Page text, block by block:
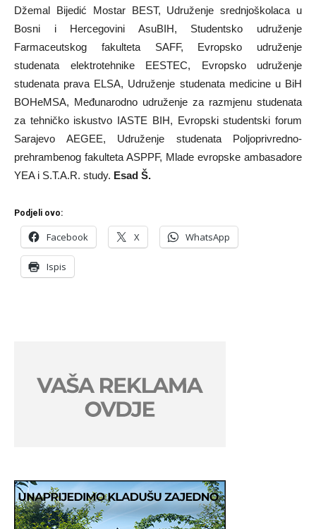
Džemal Bijedić Mostar BEST, Udruženje srednjoškolaca u
Bosni i Hercegovini AsuBIH, Studentsko udruženje
Farmaceutskog fakulteta SAFF, Evropsko udruženje
studenata elektrotehnike EESTEC, Evropsko udruženje
studenata prava ELSA, Udruženje studenata medicine u BiH
BOHeMSA, Međunarodno udruženje za razmjenu studenata
za tehničko iskustvo IASTE BIH, Evropski studentski forum
Sarajevo AEGEE, Udruženje studenata Poljoprivredno-
prehrambenog fakulteta ASPPF, Mlade evropske ambasadore
YEA i S.T.A.R. study. Esad Š.
Podjeli ovo:
Facebook X WhatsApp
Ispis